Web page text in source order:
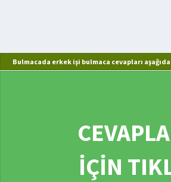
Bulmacada erkek işi bulmaca cevapları aşağıda
İÇİN